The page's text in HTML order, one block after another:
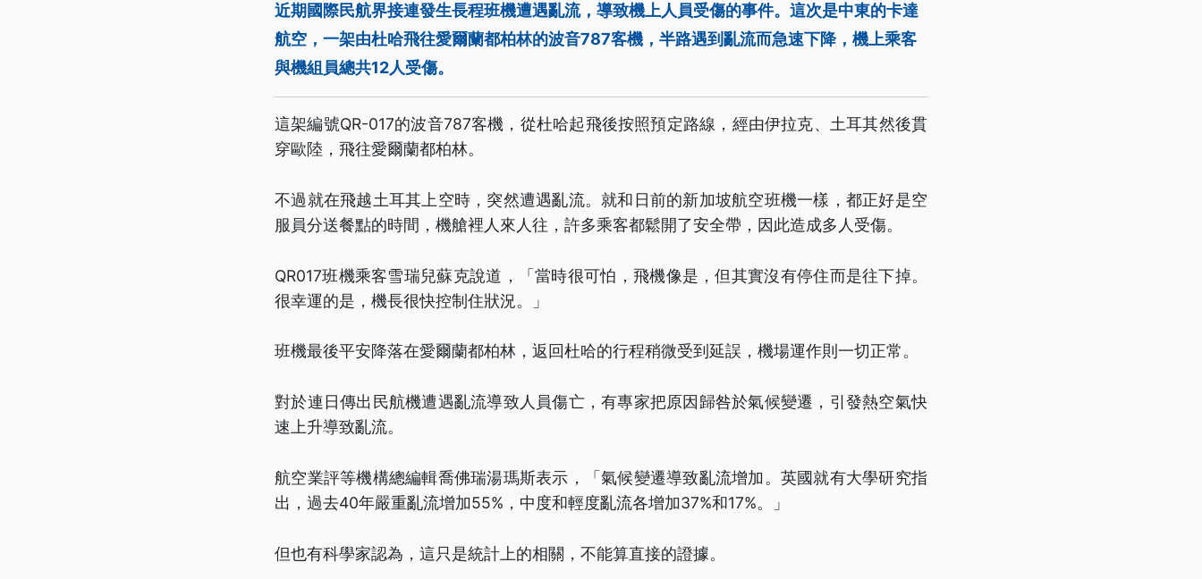
近期國際民航界接連發生長程班機遭遇亂流，導致機上人員受傷的事件。這次是中東的卡達
航空，一架由杜哈飛往愛爾蘭都柏林的波音787客機，半路遇到亂流而急速下降，機上乘客
與機組員總共12人受傷。
這架編號QR-017的波音787客機，從杜哈起飛後按照預定路線，經由伊拉克、土耳其然後貫
穿歐陸，飛往愛爾蘭都柏林。
不過就在飛越土耳其上空時，突然遭遇亂流。就和日前的新加坡航空班機一樣，都正好是空
服員分送餐點的時間，機艙裡人來人往，許多乘客都鬆開了安全帶，因此造成多人受傷。
QR017班機乘客雪瑞兒蘇克說道，「當時很可怕，飛機像是，但其實沒有停住而是往下掉。
很幸運的是，機長很快控制住狀況。」
班機最後平安降落在愛爾蘭都柏林，返回杜哈的行程稍微受到延誤，機場運作則一切正常。
對於連日傳出民航機遭遇亂流導致人員傷亡，有專家把原因歸咎於氣候變遷，引發熱空氣快
速上升導致亂流。
航空業評等機構總編輯喬佛瑞湯瑪斯表示，「氣候變遷導致亂流增加。英國就有大學研究指
出，過去40年嚴重亂流增加55%，中度和輕度亂流各增加37%和17%。」
但也有科學家認為，這只是統計上的相關，不能算直接的證據。